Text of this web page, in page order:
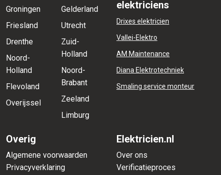
Groningen
Friesland
Drenthe
Noord-
Holland
Flevoland
Overijssel
Gelderland
Utrecht
Zuid-
Holland
Noord-
Brabant
Zeeland
Limburg
elektriciens
Drixes elektricien
Vallei-Elektro
AM Maintenance
Diana Elektrotechniek
Smaling service monteur
Overig
Algemene voorwaarden
Privacyverklaring
Elektricien.nl
Over ons
Verificatieproces